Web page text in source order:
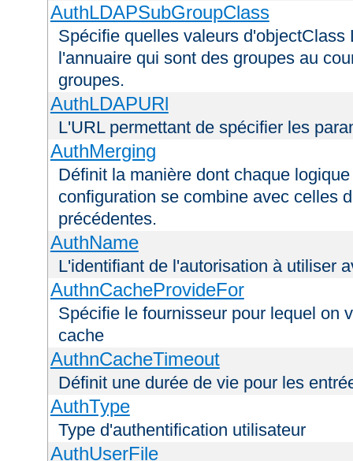
AuthLDAPSubGroupClass
Spécifie quelles valeurs
l'annuaire qui sont des groupes au
groupes.
AuthLDAPURl
L'URL permettant de spécifier les
AuthMerging
Définit la manière dont chaque
configuration se combine avec celles
précédentes.
AuthName
L'identifiant de l'autorisation à utiliser
AuthnCacheProvideFor
Spécifie le fournisseur pour lequel on
cache
AuthnCacheTimeout
Définit une durée de vie pour les
AuthType
Type d'authentification utilisateur
AuthUserFile